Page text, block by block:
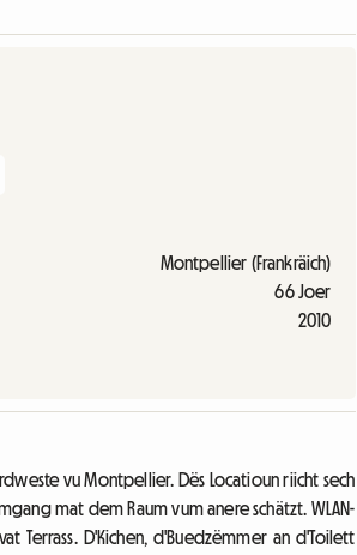
Montpellier (Frankräich)
66 Joer
2010
vu Montpellier. Dës Locatioun riicht sech
mat dem Raum vum anere schätzt. WLAN-
Terrass. D'Kichen, d'Buedzëmmer an d'Toilett